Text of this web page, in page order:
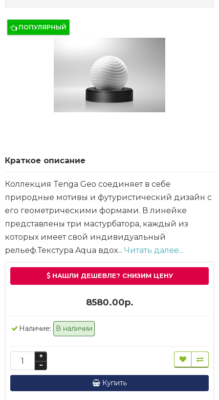
ПОПУЛЯРНЫЙ
Краткое описание
Коллекция Tenga Geo соединяет в себе
природные мотивы и футуристический дизайн с
его геометрическими формами. В линейке
представлены три мастурбатора, каждый из
которых имеет свой индивидуальный
рельеф.Текстура Aqua вдох... Читать далее...
НАШЛИ ДЕШЕВЛЕ? СНИЗИМ ЦЕНУ
8580.00р.
Наличие: В наличии
Купить